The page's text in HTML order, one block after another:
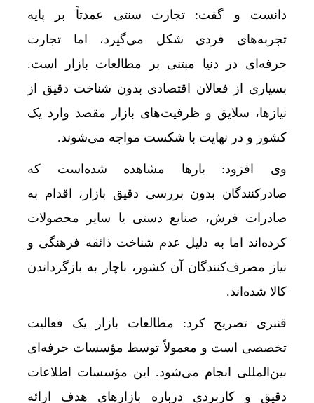
دانست و گفت: تجارت سنتی عمدتاً بر پایه
تجربه‌های فردی شکل می‌گیرد، اما تجارت
حرفه‌ای در دنیا مبتنی بر مطالعات بازار است.
بسیاری از فعالان اقتصادی بدون شناخت دقیق از
نیازها، سلایق و ظرفیت‌های بازار مقصد وارد یک
کشور و در نهایت با شکست مواجه می‌شوند.
وی افزود: بارها مشاهده شده‌است که
صادرکنندگان بدون بررسی دقیق بازار، اقدام به
صادرات فرش، صنایع دستی یا سایر محصولات
کرده‌اند اما به دلیل عدم شناخت ذائقه فرهنگی و
نیاز مصرف‌کنندگان آن کشور، ناچار به بازگرداندن
کالا شده‌اند.
قنبری تصریح کرد: مطالعات بازار یک فعالیت
تخصصی است و معمولاً توسط مؤسسات حرفه‌ای
بین‌المللی انجام می‌شود. این مؤسسات اطلاعات
دقیق و کاربردی درباره بازارهای هدف ارائه